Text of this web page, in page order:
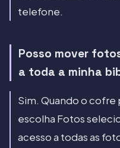
telefone.
Posso mover
a toda a minha
Sim. Quando o cofre
escolha Fotos
acesso a todas as